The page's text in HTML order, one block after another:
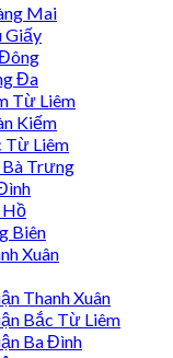
Mai
Giấy
Đa
Từ Liêm
Kiếm
Từ Liêm
Bà Trưng
Hồ
Biên
Xuân
Thanh Xuân
Bắc Từ Liêm
Ba Đình